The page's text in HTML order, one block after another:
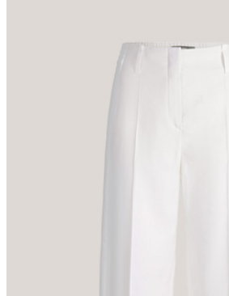
durch Bügelfalten den klassischen Twist.
sowie der teilelastische Bund mit
vollenden das Design und sorgen für eine